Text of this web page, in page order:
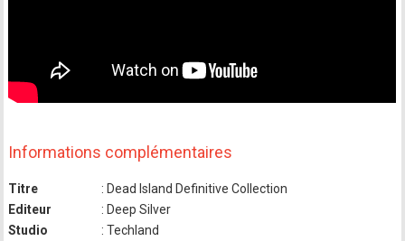
Informations complémentaires
Titre
: Dead Island Definitive Collection
Editeur
: Deep Silver
Studio
: Techland